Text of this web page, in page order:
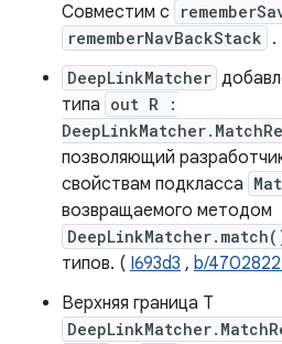
Совместим с
rememberNavBackStack .
DeepLinkMatcher
типа out R :
позволяющий
свойствам подкласса
возвращаемого методом
типов. ( I693d3 , b/
Верхняя граница T